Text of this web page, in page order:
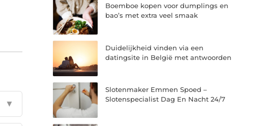
▼
Boemboe kopen voor dumplings en
bao’s met extra veel smaak
Duidelijkheid vinden via een
datingsite in België met antwoorden
Slotenmaker Emmen Spoed –
Slotenspecialist Dag En Nacht 24/7